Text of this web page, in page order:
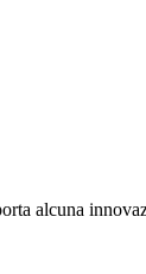
alcuna